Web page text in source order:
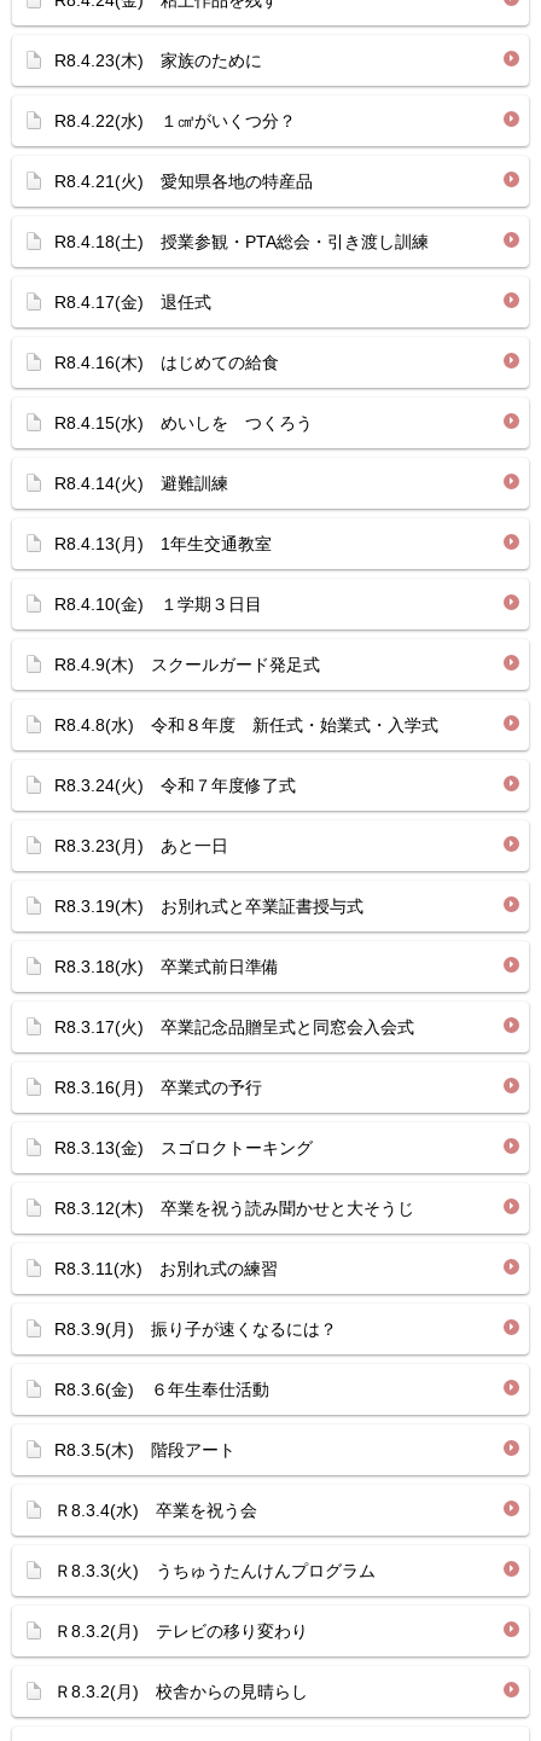
R8.4.23(木) 家族のために
R8.4.22(水) １㎤がいくつ分？
R8.4.21(火) 愛知県各地の特産品
R8.4.18(土) 授業参観・PTA総会・引き渡し訓練
R8.4.17(金) 退任式
R8.4.16(木) はじめての給食
R8.4.15(水) めいしを つくろう
R8.4.14(火) 避難訓練
R8.4.13(月) 1年生交通教室
R8.4.10(金) １学期３日目
R8.4.9(木) スクールガード発足式
R8.4.8(水) 令和８年度 新任式・始業式・入学式
R8.3.24(火) 令和７年度修了式
R8.3.23(月) あと一日
R8.3.19(木) お別れ式と卒業証書授与式
R8.3.18(水) 卒業式前日準備
R8.3.17(火) 卒業記念品贈呈式と同窓会入会式
R8.3.16(月) 卒業式の予行
R8.3.13(金) スゴロクトーキング
R8.3.12(木) 卒業を祝う読み聞かせと大そうじ
R8.3.11(水) お別れ式の練習
R8.3.9(月) 振り子が速くなるには？
R8.3.6(金) ６年生奉仕活動
R8.3.5(木) 階段アート
Ｒ8.3.4(水) 卒業を祝う会
Ｒ8.3.3(火) うちゅうたんけんプログラム
Ｒ8.3.2(月) テレビの移り変わり
Ｒ8.3.2(月) 校舎からの見晴らし